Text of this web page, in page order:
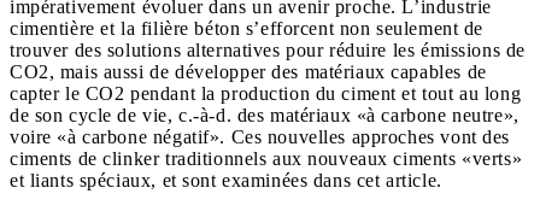
impérativement évoluer dans un avenir proche. L’industrie
cimentière et la filière béton s’efforcent non seulement de
trouver des solutions alternatives pour réduire les émissions de
CO2, mais aussi de développer des matériaux capables de
capter le CO2 pendant la production du ciment et tout au long
de son cycle de vie, c.-à-d. des matériaux «à carbone neutre»,
voire «à carbone négatif». Ces nouvelles approches vont des
ciments de clinker traditionnels aux nouveaux ciments «verts»